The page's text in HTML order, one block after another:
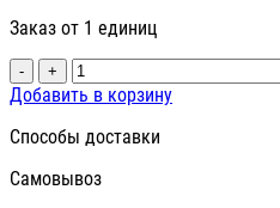
Заказ от 1 единиц
- +
Добавить в корзину
Способы доставки
Самовывоз